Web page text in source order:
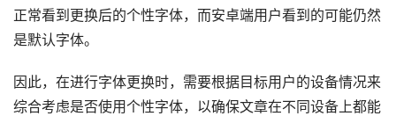
正常看到更换后的个性字体，而安卓端用户看到的可能仍然
是默认字体。
因此，在进行字体更换时，需要根据目标用户的设备情况来
综合考虑是否使用个性字体，以确保文章在不同设备上都能